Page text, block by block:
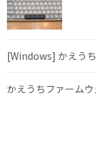
[Windows] かえう
かえうちファーム